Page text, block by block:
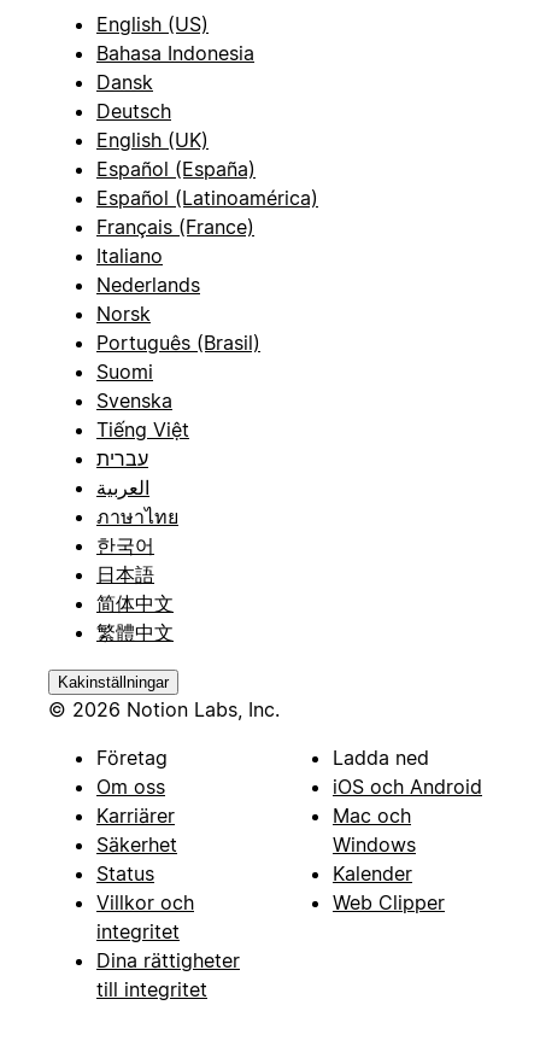
English (US)
Bahasa Indonesia
Dansk
Deutsch
English (UK)
Español (España)
Español (Latinoamérica)
Français (France)
Italiano
Nederlands
Norsk
Português (Brasil)
Suomi
Svenska
Tiếng Việt
עברית
العربية
ภาษาไทย
한국어
日本語
简体中文
繁體中文
Kakinställningar
© 2026 Notion Labs, Inc.
Företag
Om oss
Karriärer
Säkerhet
Status
Villkor och
integritet
Dina rättigheter
till integritet
Ladda ned
iOS och Android
Mac och
Windows
Kalender
Web Clipper